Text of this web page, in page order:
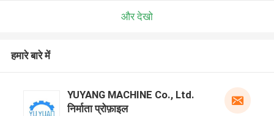
और देखो
हमारे बारे में
YUYANG MACHINE Co., Ltd.
निर्माता प्रोफ़ाइल